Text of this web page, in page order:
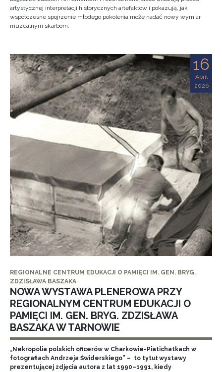
artystycznej interpretacji historycznych artefaktów i pokazują, jak
współczesne spojrzenie młodego pokolenia może nadać nowy wymiar
muzealnym skarbom.
16
April
2026
REGIONALNE CENTRUM EDUKACJI O PAMIĘCI IM. GEN. BRYG.
ZDZISŁAWA BASZAKA
NOWA WYSTAWA PLENEROWA PRZY
REGIONALNYM CENTRUM EDUKACJI O
PAMIĘCI IM. GEN. BRYG. ZDZISŁAWA
BASZAKA W TARNOWIE
„Nekropolia polskich oficerów w Charkowie-Piatichatkach w
fotografiach Andrzeja Świderskiego” – to tytuł wystawy
prezentującej zdjęcia autora z lat 1990–1991, kiedy